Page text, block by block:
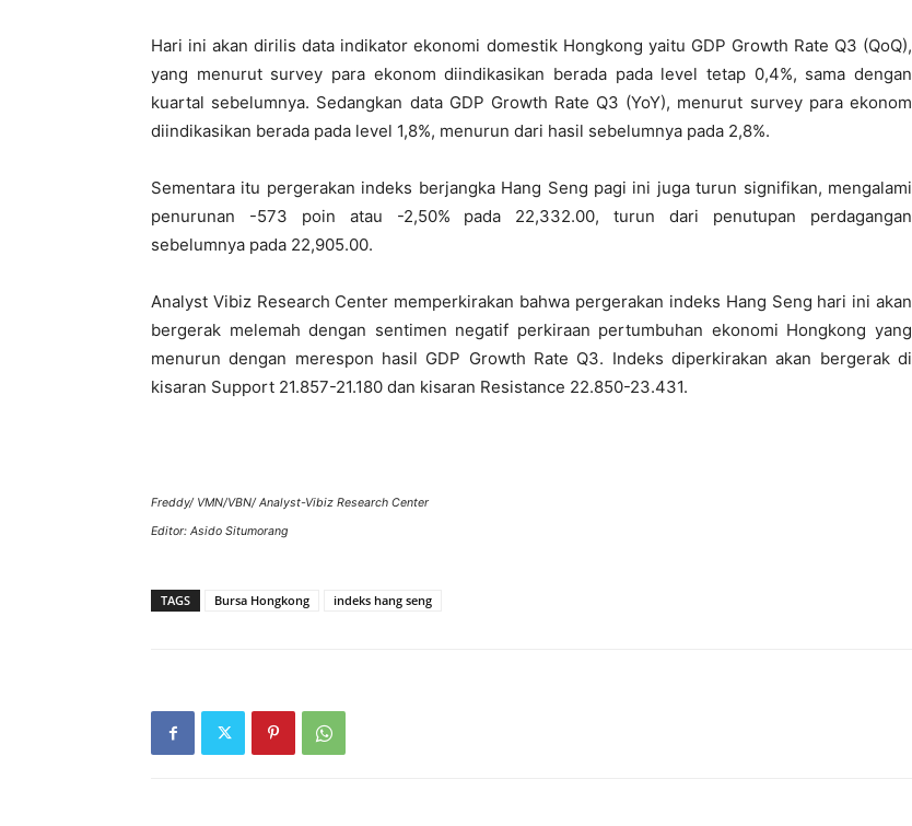
Hari ini akan dirilis data indikator ekonomi domestik Hongkong yaitu GDP Growth Rate Q3 (QoQ),
yang menurut survey para ekonom diindikasikan berada pada level tetap 0,4%, sama dengan
kuartal sebelumnya. Sedangkan data GDP Growth Rate Q3 (YoY), menurut survey para ekonom
diindikasikan berada pada level 1,8%, menurun dari hasil sebelumnya pada 2,8%.
Sementara itu pergerakan indeks berjangka Hang Seng pagi ini juga turun signifikan, mengalami
penurunan -573 poin atau -2,50% pada 22,332.00, turun dari penutupan perdagangan
sebelumnya pada 22,905.00.
Analyst Vibiz Research Center memperkirakan bahwa pergerakan indeks Hang Seng hari ini akan
bergerak melemah dengan sentimen negatif perkiraan pertumbuhan ekonomi Hongkong yang
menurun dengan merespon hasil GDP Growth Rate Q3. Indeks diperkirakan akan bergerak di
kisaran Support 21.857-21.180 dan kisaran Resistance 22.850-23.431.
Freddy/ VMN/VBN/ Analyst-Vibiz Research Center
Editor: Asido Situmorang
TAGS Bursa Hongkong indeks hang seng